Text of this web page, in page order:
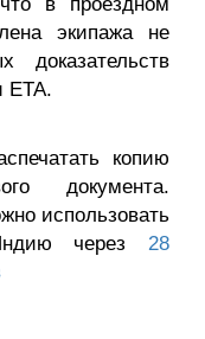
экипажа не
доказательств
ETA.
копию
документа.
использовать
через 28